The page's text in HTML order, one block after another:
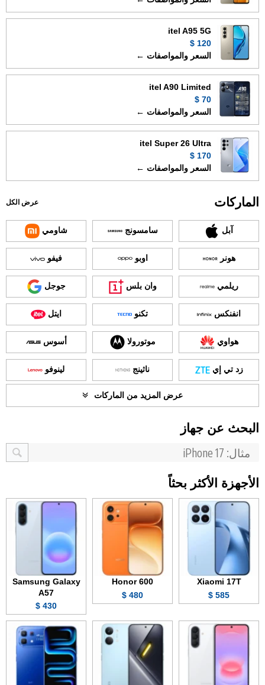
itel A95 5G
120 $
السعر والمواصفات ←
itel A90 Limited
70 $
السعر والمواصفات ←
itel Super 26 Ultra
170 $
السعر والمواصفات ←
الماركات عرض الكل
آبل سامسونج شاومي
هونر اوبو فيفو
ريلمي وان بلس جوجل
انفنكس تكنو ايتل
هواوي موتورولا أسوس
زد تي إي ناثينج لينوفو
عرض المزيد من الماركات
البحث عن جهاز
الأجهزة الأكثر بحثاً
Xiaomi 17T
585 $
Honor 600
480 $
Samsung Galaxy
A57
430 $